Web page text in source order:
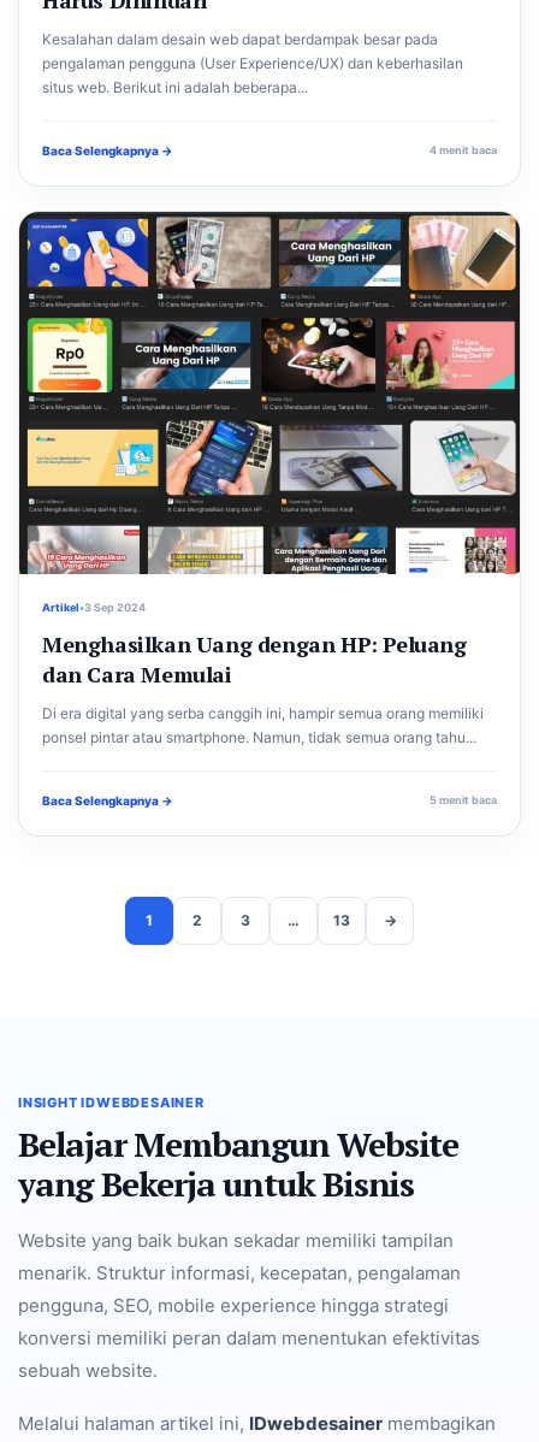
Kesalahan dalam desain web dapat berdampak besar pada
pengalaman pengguna (User Experience/UX) dan keberhasilan
situs web. Berikut ini adalah beberapa...
Baca Selengkapnya → 4 menit baca
Artikel•3 Sep 2024
Menghasilkan Uang dengan HP: Peluang
dan Cara Memulai
Di era digital yang serba canggih ini, hampir semua orang memiliki
ponsel pintar atau smartphone. Namun, tidak semua orang tahu...
Baca Selengkapnya → 5 menit baca
1 2 3 … 13 →
INSIGHT IDWEBDESAINER
Belajar Membangun Website
yang Bekerja untuk Bisnis
Website yang baik bukan sekadar memiliki tampilan
menarik. Struktur informasi, kecepatan, pengalaman
pengguna, SEO, mobile experience hingga strategi
konversi memiliki peran dalam menentukan efektivitas
sebuah website.
Melalui halaman artikel ini, IDwebdesainer membagikan